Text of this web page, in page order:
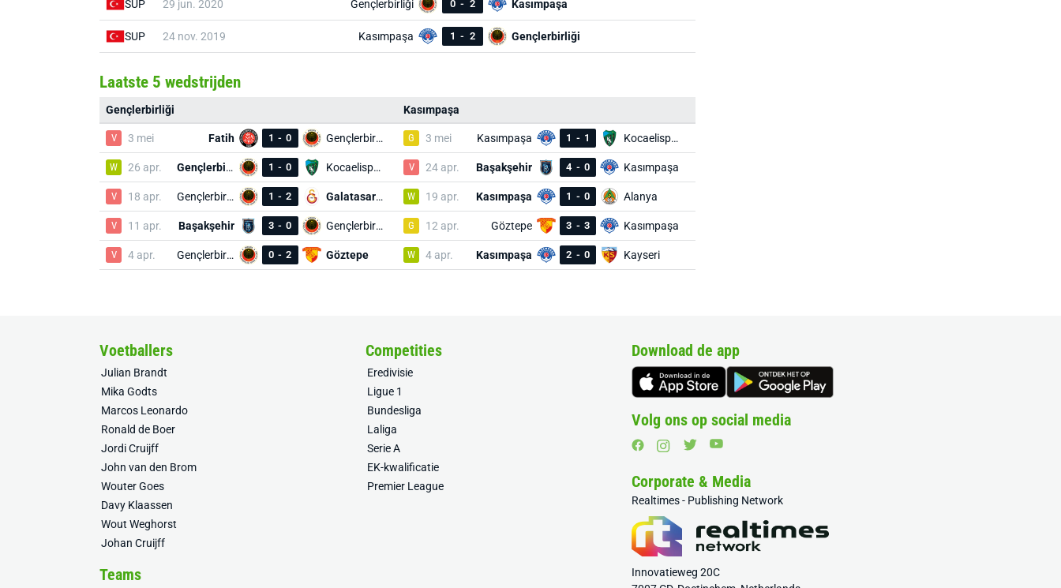
SUP 29 jun. 2020 Gençlerbirliği 0 - 2 Kasımpaşa
SUP 24 nov. 2019 Kasımpaşa 1 - 2 Gençlerbirliği
Laatste 5 wedstrijden
Gençlerbirliği
V 3 mei Fatih 1 - 0 Gençlerbirliği
W 26 apr. Gençlerbirliği 1 - 0 Kocaelispor
V 18 apr. Gençlerbirliği 1 - 2 Galatasaray
V 11 apr. Başakşehir 3 - 0 Gençlerbirliği
V 4 apr. Gençlerbirliği 0 - 2 Göztepe
Kasımpaşa
G 3 mei Kasımpaşa 1 - 1 Kocaelispor
V 24 apr. Başakşehir 4 - 0 Kasımpaşa
W 19 apr. Kasımpaşa 1 - 0 Alanya
G 12 apr. Göztepe 3 - 3 Kasımpaşa
W 4 apr. Kasımpaşa 2 - 0 Kayseri
Voetballers
Julian Brandt
Mika Godts
Marcos Leonardo
Ronald de Boer
Jordi Cruijff
John van den Brom
Wouter Goes
Davy Klaassen
Wout Weghorst
Johan Cruijff
Competities
Eredivisie
Ligue 1
Bundesliga
Laliga
Serie A
EK-kwalificatie
Premier League
Teams
Download de app
Volg ons op social media
Corporate & Media
Realtimes - Publishing Network
Innovatieweg 20C